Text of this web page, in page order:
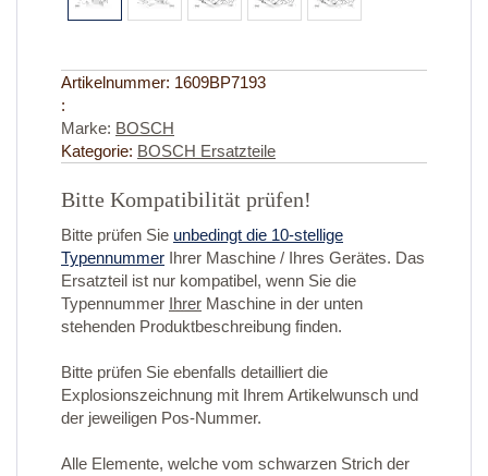
Artikelnummer: 1609BP7193
:
Marke: BOSCH
Kategorie: BOSCH Ersatzteile
Bitte Kompatibilität prüfen!
Bitte prüfen Sie unbedingt die 10-stellige
Typennummer Ihrer Maschine / Ihres Gerätes. Das
Ersatzteil ist nur kompatibel, wenn Sie die
Typennummer Ihrer Maschine in der unten
stehenden Produktbeschreibung finden.
Bitte prüfen Sie ebenfalls detailliert die
Explosionszeichnung mit Ihrem Artikelwunsch und
der jeweiligen Pos-Nummer.
Alle Elemente, welche vom schwarzen Strich der